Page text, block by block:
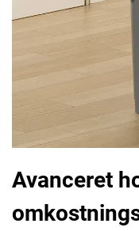
Avanceret